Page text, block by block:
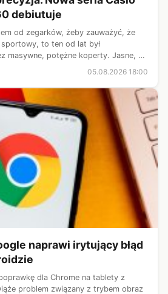
debiutuje
od zegarków, żeby zauważyć, że
to ten od lat był
masywne, potężne koperty. Jasne, są
05.08.2026 18:00
naprawi irytujący błąd
dla Chrome na tablety z
problem związany z trybem obraz